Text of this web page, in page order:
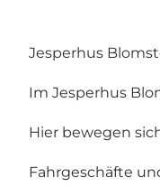
Jesperhus
Im Jesperhus
Hier bewegen
Fahrgeschäfte